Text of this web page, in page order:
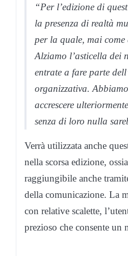
“Per l’edizione di
la presenza di realtà
per la quale, mai
Alziamo l’asticella dei
entrate a fare parte
organizzativa.
accrescere
senza di loro nulla
Verrà utilizzata anche
nella scorsa edizione,
raggiungibile anche
della comunicazione. La
con relative scalette,
prezioso che consente